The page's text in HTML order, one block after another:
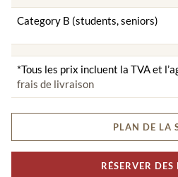
Category B (students, seniors)
*Tous les prix incluent la TVA et
frais de livraison
PLAN DE LA
RÉSERVER DES